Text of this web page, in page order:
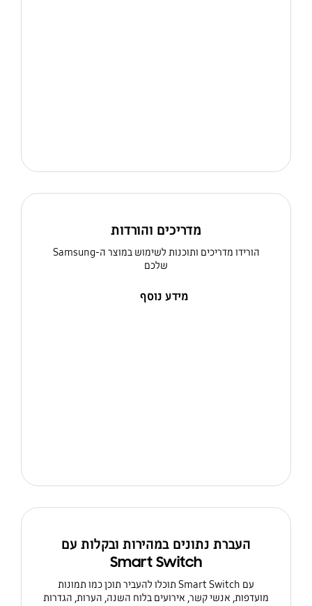
מדריכים והורדות
הורידו מדריכים ותוכנות לשימוש במוצר ה-Samsung
שלכם
מידע נוסף
העברת נתונים במהירות ובקלות עם
Smart Switch
עם Smart Switch תוכלו להעביר תוכן כמו תמונות
מועדפות, אנשי קשר, אירועים בלוח השנה, הערות, הגדרות